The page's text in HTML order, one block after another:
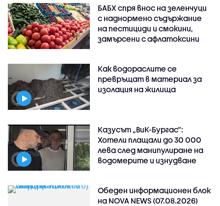
БАБХ спря внос на зеленчуци
с наднормено съдържание
на пестициди и смокини,
замърсени с афлатоксини
Как водораслите се
превръщат в материал за
изолация на жилища
Казусът „ВиК-Бургас“:
Хотели плащали до 30 000
лева след манипулиране на
водомерите и изнудване
Обеден информационен блок
на NOVA NEWS (07.08.2026)